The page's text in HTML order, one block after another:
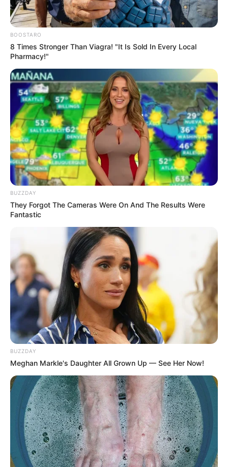
- /10 (- Votes)
Beri Rating & Review
Mulai 26 Januari 2022, sebuah drama Korea yang berjudulRookie
Cops
resmi tayang di Disney+.
Produksi drama ini diumumkan secara resmi oleh Studio&NEW
pada 22 Desember 2020.
Namun kerja sama antara rumah produksi tersebut dengan Walt
Disney baru diumumkan pada 15 April 2021.
BOOSTARO
8 Times Stronger Than Viagra! "It Is Sold In Every Local
Pharmacy!"
BUZZDAY
They Forgot The Cameras Were On And The Results Were
Fantastic
BUZZDAY
Meghan Markle's Daughter All Grown Up — See Her Now!